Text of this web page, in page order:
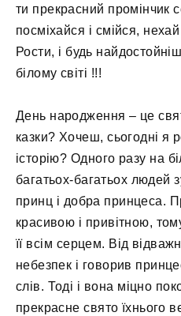
ти прекрасний промінчик
посміхайся і смійся,
Рости, і будь
білому світі !!!
День народження – це
казки? Хочеш, сьогодні я
історію? Одного разу на
багатьох-багатьох людей
принц і добра принцеса.
красивою і привітною,
її всім серцем. Від
небезпек і говорив
слів. Тоді і вона міцно
прекрасне свято їхнього